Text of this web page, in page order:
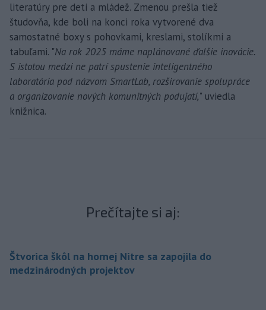
literatúry pre deti a mládež. Zmenou prešla tiež
študovňa, kde boli na konci roka vytvorené dva
samostatné boxy s pohovkami, kreslami, stolíkmi a
tabuľami. "Na rok 2025 máme naplánované ďalšie inovácie.
S istotou medzi ne patrí spustenie inteligentného
laboratória pod názvom SmartLab, rozširovanie spolupráce
a organizovanie nových komunitných podujatí," uviedla
knižnica.
Prečítajte si aj:
Štvorica škôl na hornej Nitre sa zapojila do
medzinárodných projektov